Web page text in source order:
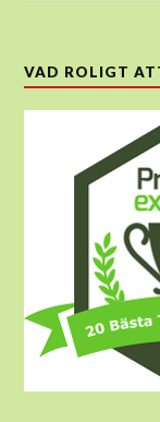
VAD ROLIGT